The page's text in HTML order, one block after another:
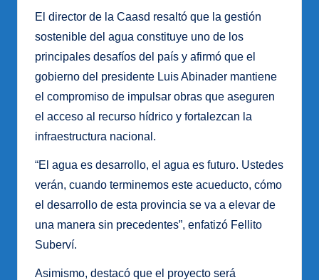
El director de la Caasd resaltó que la gestión
sostenible del agua constituye uno de los
principales desafíos del país y afirmó que el
gobierno del presidente Luis Abinader mantiene
el compromiso de impulsar obras que aseguren
el acceso al recurso hídrico y fortalezcan la
infraestructura nacional.
“El agua es desarrollo, el agua es futuro. Ustedes
verán, cuando terminemos este acueducto, cómo
el desarrollo de esta provincia se va a elevar de
una manera sin precedentes”, enfatizó Fellito
Suberví.
Asimismo, destacó que el proyecto será